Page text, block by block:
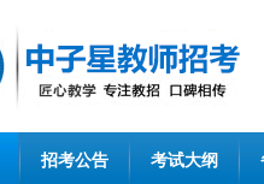
招考公告 考试大纲